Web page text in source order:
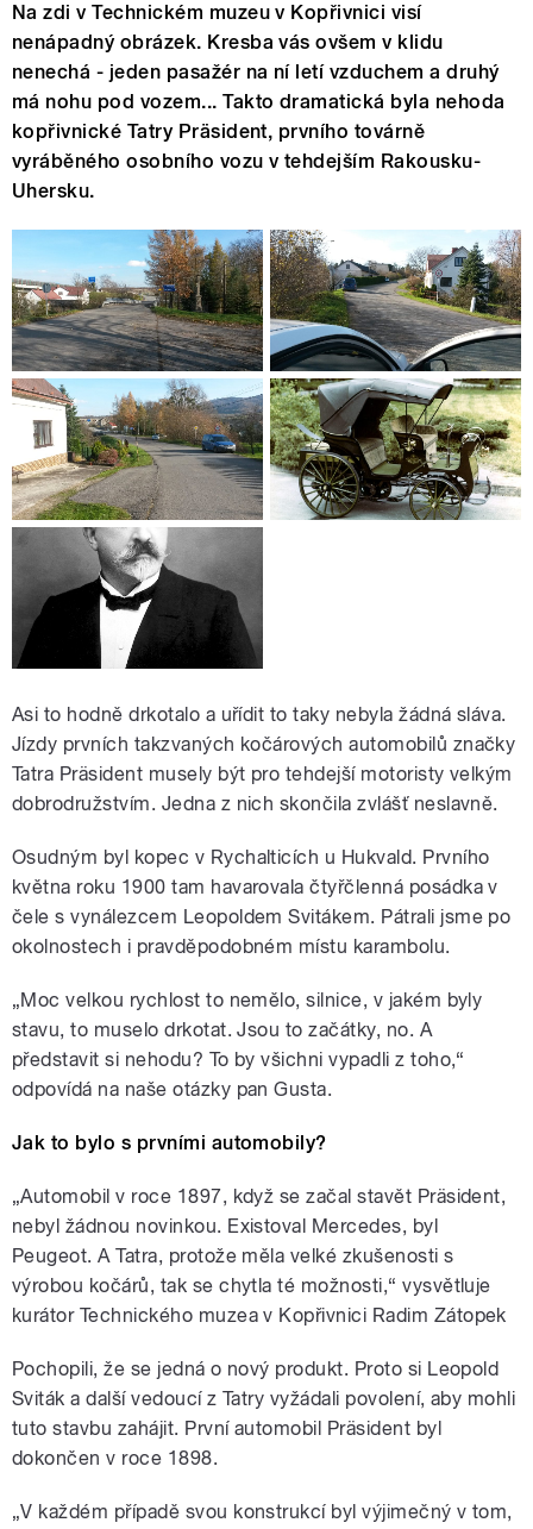
Na zdi v Technickém muzeu v Kopřivnici visí
nenápadný obrázek. Kresba vás ovšem v klidu
nenechá - jeden pasažér na ní letí vzduchem a druhý
má nohu pod vozem... Takto dramatická byla nehoda
kopřivnické Tatry Präsident, prvního továrně
vyráběného osobního vozu v tehdejším Rakousku-
Uhersku.
Asi to hodně drkotalo a uřídit to taky nebyla žádná sláva.
Jízdy prvních takzvaných kočárových automobilů značky
Tatra Präsident musely být pro tehdejší motoristy velkým
dobrodružstvím. Jedna z nich skončila zvlášť neslavně.
Osudným byl kopec v Rychalticích u Hukvald. Prvního
května roku 1900 tam havarovala čtyřčlenná posádka v
čele s vynálezcem Leopoldem Svitákem. Pátrali jsme po
okolnostech i pravděpodobném místu karambolu.
„Moc velkou rychlost to nemělo, silnice, v jakém byly
stavu, to muselo drkotat. Jsou to začátky, no. A
představit si nehodu? To by všichni vypadli z toho,“
odpovídá na naše otázky pan Gusta.
Jak to bylo s prvními automobily?
„Automobil v roce 1897, když se začal stavět Präsident,
nebyl žádnou novinkou. Existoval Mercedes, byl
Peugeot. A Tatra, protože měla velké zkušenosti s
výrobou kočárů, tak se chytla té možnosti,“ vysvětluje
kurátor Technického muzea v Kopřivnici Radim Zátopek
Pochopili, že se jedná o nový produkt. Proto si Leopold
Sviták a další vedoucí z Tatry vyžádali povolení, aby mohli
tuto stavbu zahájit. První automobil Präsident byl
dokončen v roce 1898.
„V každém případě svou konstrukcí byl výjimečný v tom,